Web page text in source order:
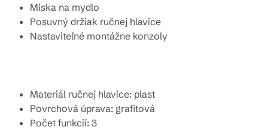
Miska na mydlo
Posuvný držiak ručnej hlavice
Nastaviteľné montážne konzoly
Materiál ručnej hlavice: plast
Povrchová úprava: grafitová
Počet funkcií: 3